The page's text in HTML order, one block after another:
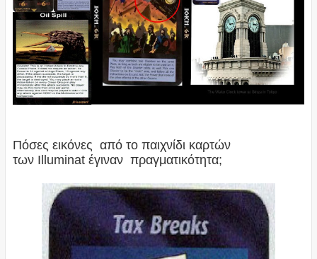
Πόσες εικόνες από το παιχνίδι καρτών
των Illuminat έγιναν πραγματικότητα;